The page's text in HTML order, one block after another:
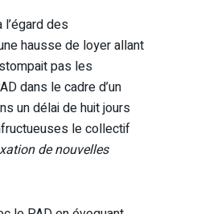
des
hausse de loyer allant
pas les
dans le cadre d’un
un délai de huit jours
le collectif
de nouvelles